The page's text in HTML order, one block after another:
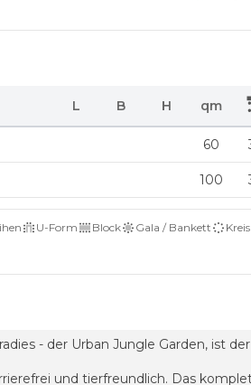
L B H qm
60
100
U-Form Block Gala / Bankett Kreis
- der Urban Jungle Garden, ist
und tierfreundlich. Das